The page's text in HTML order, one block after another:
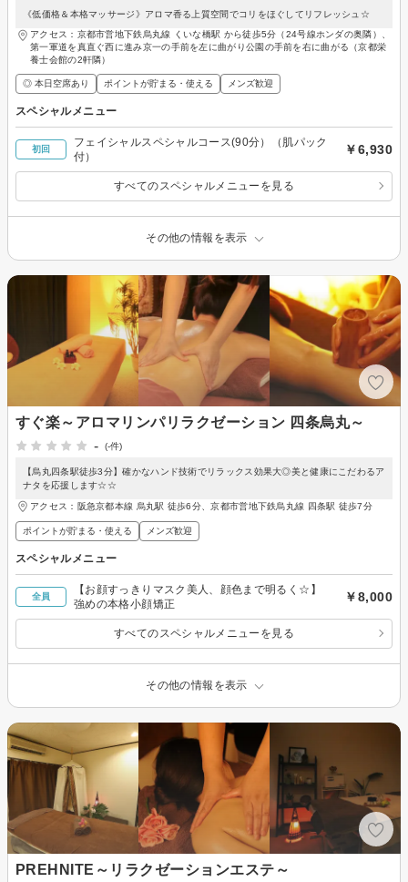
《低価格＆本格マッサージ》アロマ香る上質空間でコリをほぐしてリフレッシュ☆
アクセス：京都市営地下鉄烏丸線 くいな橋駅 から徒歩5分（24号線ホンダの奥隣）、
第一軍道を真直ぐ西に進み京一の手前を左に曲がり公園の手前を右に曲がる（京都栄
養士会館の2軒隣）
◎ 本日空席あり ポイントが貯まる・使える メンズ歓迎
スペシャルメニュー
初回
フェイシャルスペシャルコース(90分）（肌パック
付）
￥6,930
すべてのスペシャルメニューを見る
その他の情報を表示
すぐ楽～アロマリンパリラクゼーション 四条烏丸～
-
(-件)
【烏丸四条駅徒歩3分】確かなハンド技術でリラックス効果大◎美と健康にこだわるア
ナタを応援します☆☆
アクセス：阪急京都本線 烏丸駅 徒歩6分、京都市営地下鉄烏丸線 四条駅 徒歩7分
ポイントが貯まる・使える メンズ歓迎
スペシャルメニュー
全員
【お顔すっきりマスク美人、顔色まで明るく☆】
強めの本格小顔矯正
￥8,000
すべてのスペシャルメニューを見る
その他の情報を表示
PREHNITE～リラクゼーションエステ～